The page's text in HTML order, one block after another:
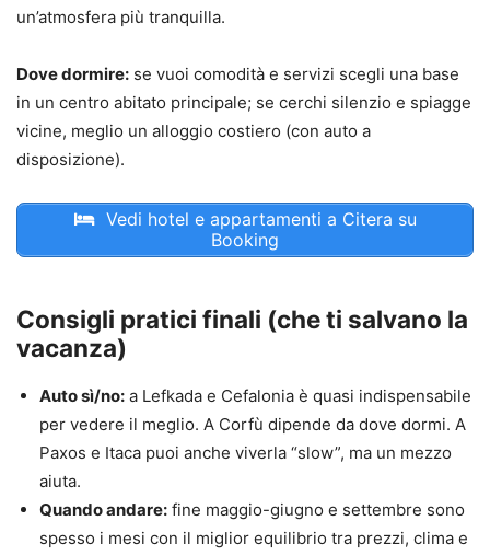
un’atmosfera più tranquilla.
Dove dormire: se vuoi comodità e servizi scegli una base
in un centro abitato principale; se cerchi silenzio e spiagge
vicine, meglio un alloggio costiero (con auto a
disposizione).
Vedi hotel e appartamenti a Citera su
Booking
Consigli pratici finali (che ti salvano la
vacanza)
Auto sì/no: a Lefkada e Cefalonia è quasi indispensabile
per vedere il meglio. A Corfù dipende da dove dormi. A
Paxos e Itaca puoi anche viverla “slow”, ma un mezzo
aiuta.
Quando andare: fine maggio-giugno e settembre sono
spesso i mesi con il miglior equilibrio tra prezzi, clima e